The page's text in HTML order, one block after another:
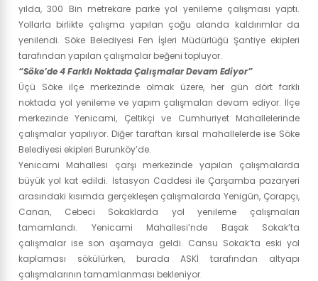
yılda, 300 Bin metrekare parke yol yenileme çalışması yaptı.
Yollarla birlikte çalışma yapılan çoğu alanda kaldırımlar da
yenilendi. Söke Belediyesi Fen İşleri Müdürlüğü Şantiye ekipleri
tarafından yapılan çalışmalar beğeni topluyor.
“Söke’de 4 Farklı Noktada Çalışmalar Devam Ediyor”
Üçü Söke ilçe merkezinde olmak üzere, her gün dört farklı
noktada yol yenileme ve yapım çalışmaları devam ediyor. İlçe
merkezinde Yenicami, Çeltikçi ve Cumhuriyet Mahallelerinde
çalışmalar yapılıyor. Diğer taraftan kırsal mahallelerde ise Söke
Belediyesi ekipleri Burunköy’de.
Yenicami Mahallesi çarşı merkezinde yapılan çalışmalarda
büyük yol kat edildi. İstasyon Caddesi ile Çarşamba pazaryeri
arasındaki kısımda gerçekleşen çalışmalarda Yenigün, Çorapçı,
Canan, Cebeci Sokaklarda yol yenileme çalışmaları
tamamlandı. Yenicami Mahallesi’nde Başak Sokak’ta
çalışmalar ise son aşamaya geldi. Cansu Sokak’ta eski yol
kaplaması sökülürken, burada ASKİ tarafından altyapı
çalışmalarının tamamlanması bekleniyor.